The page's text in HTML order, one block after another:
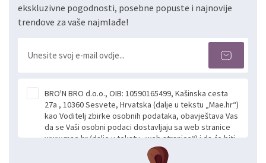
ekskluzivne pogodnosti, posebne popuste i najnovije
trendove za vaše najmlađe!
BRO'N BRO d.o.o., OIB: 10590165499, Kašinska cesta
27a , 10360 Sesvete, Hrvatska (dalje u tekstu „Mae.hr“)
kao Voditelj zbirke osobnih podataka, obavještava Vas
da se Vaši osobni podaci dostavljaju sa web stranice
www.mae.hr (dalje u tekstu „web stranice“) i da će biti
obrađeni. Prihvaćanjem ove Izjave smatra se da
slobodno i izričito dajete privolu za prikupljanje i daljnju